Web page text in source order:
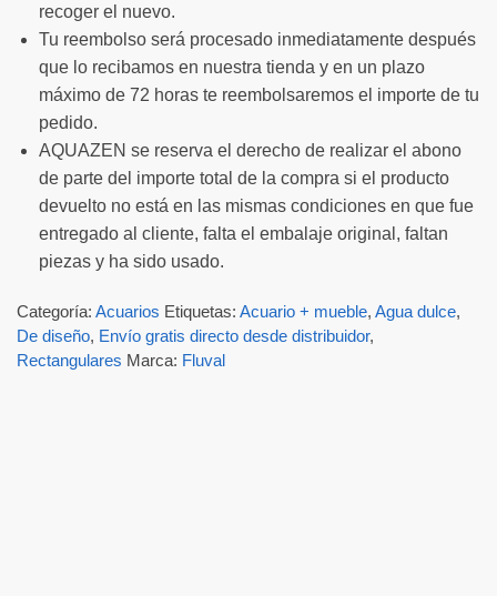
recoger el nuevo.
Tu reembolso será procesado inmediatamente después
que lo recibamos en nuestra tienda y en un plazo
máximo de 72 horas te reembolsaremos el importe de tu
pedido.
AQUAZEN se reserva el derecho de realizar el abono
de parte del importe total de la compra si el producto
devuelto no está en las mismas condiciones en que fue
entregado al cliente, falta el embalaje original, faltan
piezas y ha sido usado.
Categoría: Acuarios Etiquetas: Acuario + mueble, Agua dulce,
De diseño, Envío gratis directo desde distribuidor,
Rectangulares Marca: Fluval